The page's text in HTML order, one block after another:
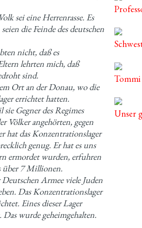
sei eine Herrenrasse. Es
die Feinde des deutschen
nicht, daß es
lehrten mich, daß
sind.
Ort an der Donau, wo die
errichtet hatten.
Gegner des Regimes
Völker angehörten, gegen
hat das Konzentrationslager
genug. Er hat es uns
ermordet wurden, erfuhren
über 7 Millionen.
Armee viele Juden
Das Konzentrationslager
Eines dieser Lager
wurde geheimgehalten.
Tommi
Unser